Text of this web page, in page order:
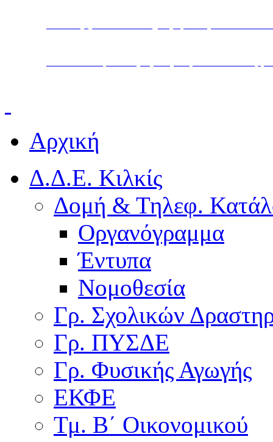
Αρχική
Δ.Δ.Ε. Κιλκίς
Δομή & Τηλεφ.
Οργανόγραμμα
Έντυπα
Νομοθεσία
Γρ. Σχολικών
Γρ. ΠΥΣΔΕ
Γρ. Φυσικής Αγωγής
ΕΚΦΕ
Τμ. Β΄ Οικονομικού